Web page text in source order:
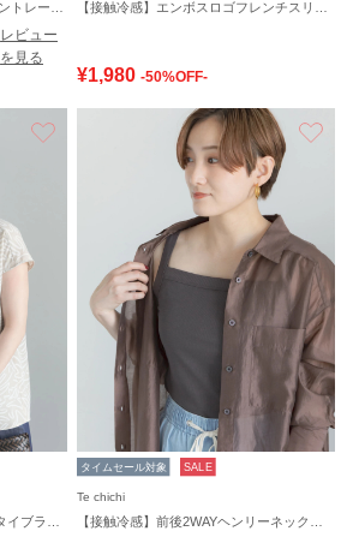
レビュー
を見る
¥1,980 -50%OFF-
タイムセール対象 SALE
Te chichi